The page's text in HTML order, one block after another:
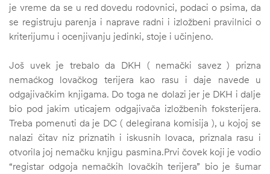
je vreme da se u red dovedu rodovnici, podaci o psima, da
se registruju parenja i naprave radni i izložbeni pravilnici o
kriterijumu i ocenjivanju jedinki, stoje i učinjeno.
Još uvek je trebalo da DKH ( nemački savez ) prizna
nemaćkog lovačkog terijera kao rasu i daje navede u
odgajivačkim knjigama. Do toga ne dolazi jer je DKH i dalje
bio pod jakim uticajem odgajivača izložbenih foksterijera.
Treba pomenuti da je DC ( delegirana komisija ), u kojoj se
nalazi čitav niz priznatih i iskusnih lovaca, priznala rasu i
otvorila joj nemačku knjigu pasmina.Prvi čovek koji je vodio
“registar odgoja nemačkih lovačkih terijera” bio je šumar